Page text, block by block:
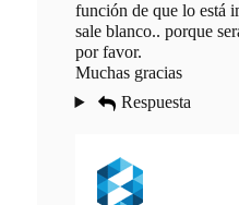
función de que lo está
sale blanco.. porque
por favor.
Muchas gracias
Respuesta